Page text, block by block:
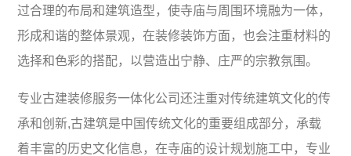
过合理的布局和建筑造型，使寺庙与周围环境融为一体，
形成和谐的整体景观，在装修装饰方面，也会注重材料的
选择和色彩的搭配，以营造出宁静、庄严的宗教氛围。
专业古建装修服务一体化公司还注重对传统建筑文化的传
承和创新,古建筑是中国传统文化的重要组成部分，承载
着丰富的历史文化信息，在寺庙的设计规划施工中，专业